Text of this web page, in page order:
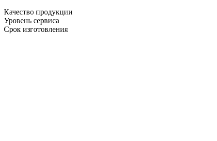
Качество продукции
Уровень сервиса
Срок изготовления